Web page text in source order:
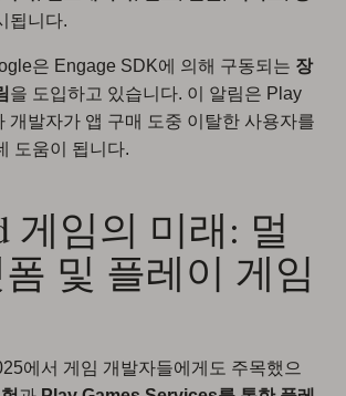
됩니다.
은 Engage SDK에 의해 구동되는 장
을 도입하고 있습니다. 이 알림은 Play
개발자가 앱 구매 도중 이탈한 사용자를
도움이 됩니다.
게임의 미래: 멀
및 플레이 게임
에서 게임 개발자들에게도 주목했으